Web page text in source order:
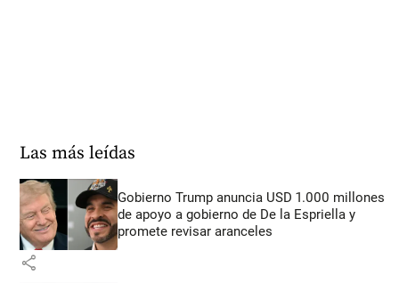
Las más leídas
Gobierno Trump anuncia USD 1.000 millones
de apoyo a gobierno de De la Espriella y
promete revisar aranceles
share